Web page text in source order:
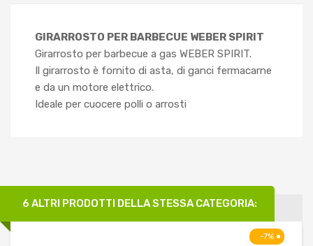
GIRARROSTO PER BARBECUE WEBER SPIRIT
Girarrosto per barbecue a gas WEBER SPIRIT.
Il girarrosto è fornito di asta, di ganci fermacarne
e da un motore elettrico.
Ideale per cuocere polli o arrosti
6 ALTRI PRODOTTI DELLA STESSA CATEGORIA:
-7%